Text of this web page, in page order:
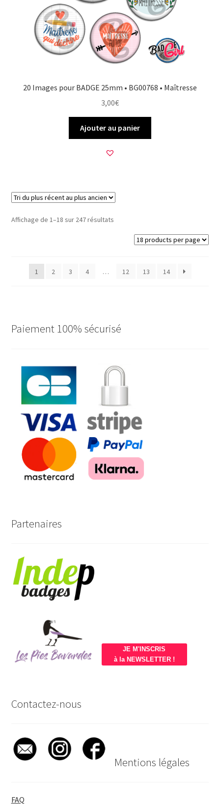
20 Images pour BADGE 25mm • BG00768 • Maîtresse
3,00€
Ajouter au panier
Affichage de 1–18 sur 247 résultatsTrié
plus
1 2 3 4 … 12 13 14
Paiement 100% sécurisé
Partenaires
JE M'INSCRIS
à la NEWSLETTER !
Contactez-nous
Mentions légales
FAQ